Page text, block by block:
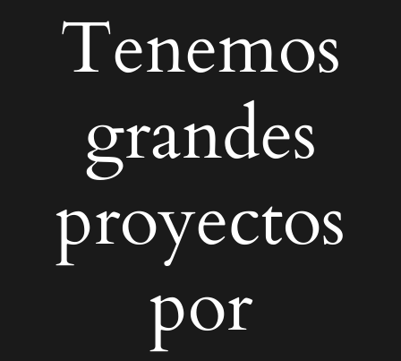
Tenemos
grandes
proyectos
por